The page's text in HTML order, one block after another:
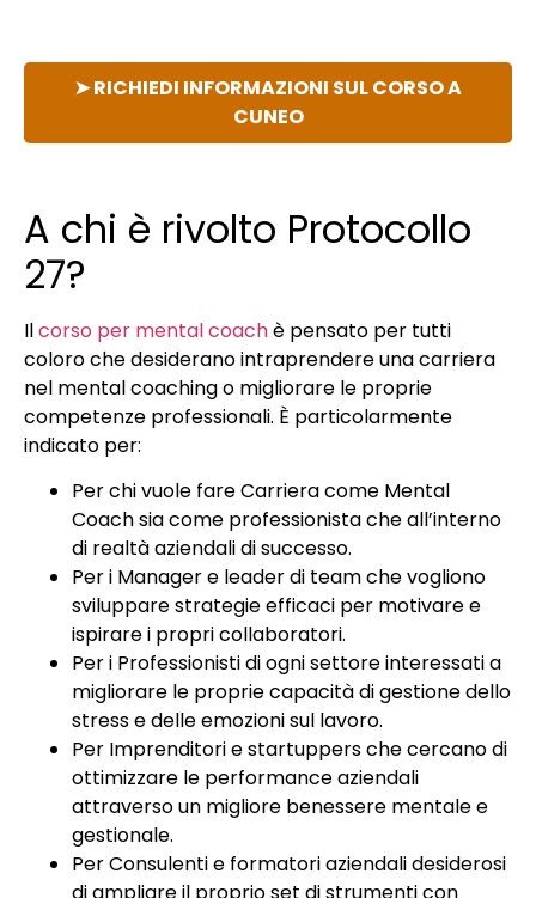
➤ RICHIEDI INFORMAZIONI SUL CORSO A
CUNEO
A chi è rivolto Protocollo
27?
Ilcorso per mental coachè pensato per tutti
coloro che desiderano intraprendere una carriera
nel mental coaching o migliorare le proprie
competenze professionali. È particolarmente
indicato per:
Per chi vuole fare Carriera come Mental
Coach sia come professionista che all’interno
di realtà aziendali di successo.
Per i Manager e leader di team che vogliono
sviluppare strategie efficaci per motivare e
ispirare i propri collaboratori.
Per i Professionisti di ogni settore interessati a
migliorare le proprie capacità di gestione dello
stress e delle emozioni sul lavoro.
Per Imprenditori e startuppers che cercano di
ottimizzare le performance aziendali
attraverso un migliore benessere mentale e
gestionale.
Per Consulenti e formatori aziendali desiderosi